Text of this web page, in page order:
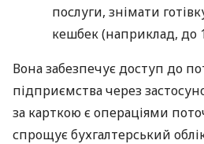
послуги, знімати
кешбек (наприклад, до
Вона забезпечує доступ до
підприємства через
за карткою є операціями
спрощує бухгалтерський